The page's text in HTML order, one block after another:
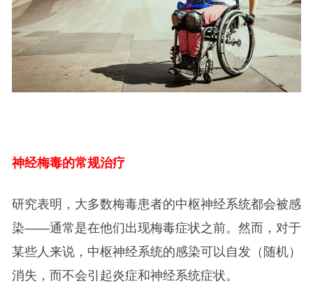
神经梅毒的常规治疗
研究表明，大多数梅毒患者的中枢神经系统都会被感
染——通常是在他们出现梅毒症状之前。然而，对于
某些人来说，中枢神经系统的感染可以自发（随机）
消失，而不会引起炎症和神经系统症状。